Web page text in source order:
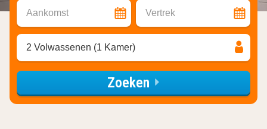
Aankomst Vertrek
2 Volwassenen (1 Kamer)
Zoeken